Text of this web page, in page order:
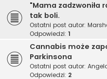
"Mama zadzwoniła
tak boli.
Ostatni post autor:
Odpowiedzi: 1
Cannabis może
Parkinsona
Ostatni post autor:
Odpowiedzi: 2